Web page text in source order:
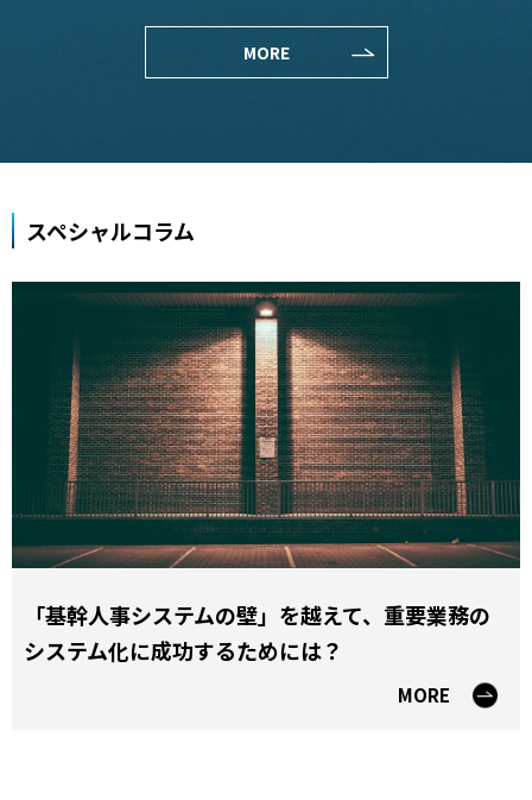
MORE
スペシャルコラム
「基幹人事システムの壁」を越えて、重要業務の
システム化に成功するためには？
MORE